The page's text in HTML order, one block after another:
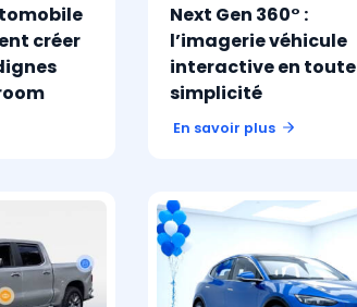
créer
Next Gen 360° :
l’imagerie véhicule
interactive en toute
simplicité
En savoir plus